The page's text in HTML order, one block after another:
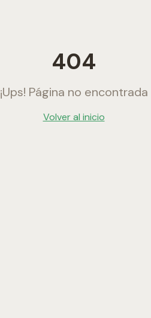
404
¡Ups! Página no encontrada
Volver al inicio